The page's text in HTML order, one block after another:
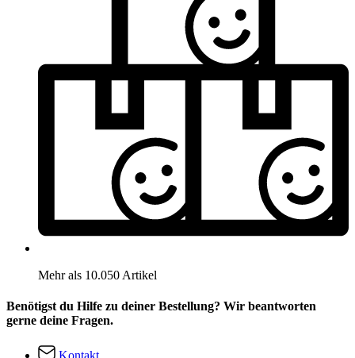
Mehr als 10.050 Artikel
Benötigst du Hilfe zu deiner Bestellung? Wir beantworten
gerne deine Fragen.
Kontakt